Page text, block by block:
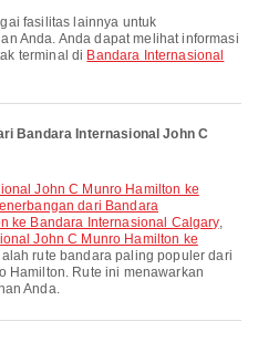
Anda. Anda dapat melihat informasi
terminal di Bandara Internasional
Bandara Internasional John C
dari Bandara
ke Bandara Internasional Calgary,
John C Munro Hamilton ke
rute bandara paling populer dari
Hamilton. Rute ini menawarkan
Anda.